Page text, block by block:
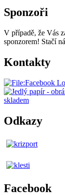
Sponzoři
V případě, že Vás
sponzorem! Stačí
Kontakty
Odkazy
Facebook